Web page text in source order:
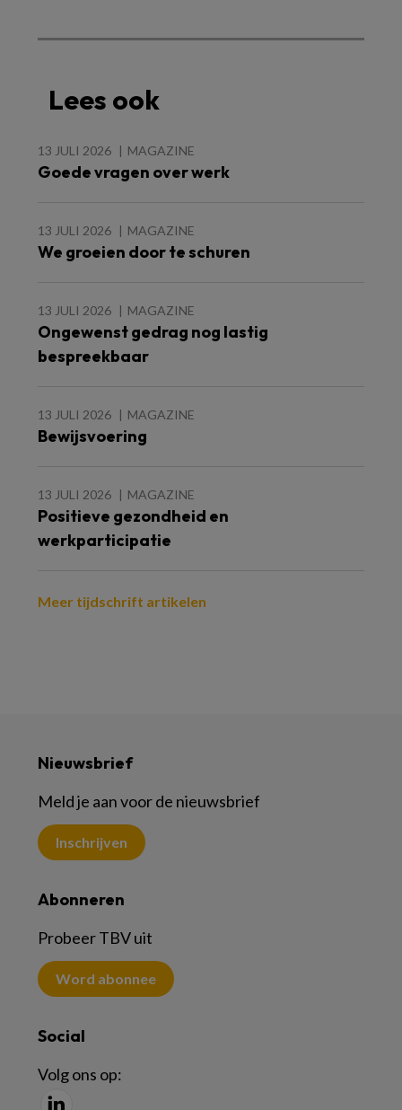
Lees ook
13 JULI 2026 MAGAZINE
Goede vragen over werk
13 JULI 2026 MAGAZINE
We groeien door te schuren
13 JULI 2026 MAGAZINE
Ongewenst gedrag nog lastig
bespreekbaar
13 JULI 2026 MAGAZINE
Bewijsvoering
13 JULI 2026 MAGAZINE
Positieve gezondheid en
werkparticipatie
Meer tijdschrift artikelen
Nieuwsbrief
Meld je aan voor de nieuwsbrief
Inschrijven
Abonneren
Probeer TBV uit
Word abonnee
Social
Volg ons op: